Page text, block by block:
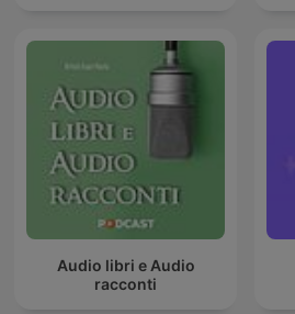
Audio libri e Audio
racconti